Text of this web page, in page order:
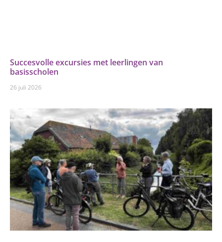
Succesvolle excursies met leerlingen van
basisscholen
26 juli 2026